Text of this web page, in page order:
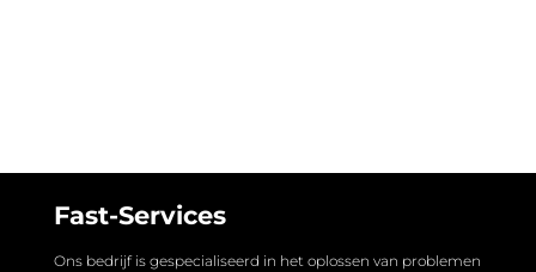
Fast-Services
Ons bedrijf is gespecialiseerd in het oplossen van problemen